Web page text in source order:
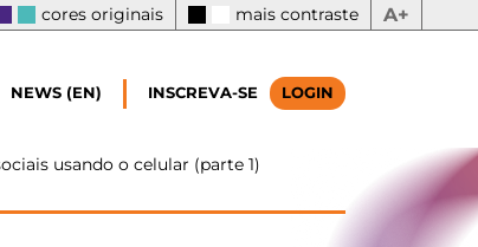
cores originais mais contraste A+
NEWS (EN) INSCREVA-SE LOGIN
usando o celular (parte 1)